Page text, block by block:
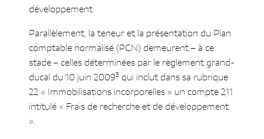
(2016) et le Plan comptable normalisé
être gérée ?
L’approche fondée sur la
connexion entre le contenu du
compte 211 du PCN et celui du
poste C.I.1. du bilan
L’approche fondée sur la
développement.
Parallèlement, la teneur et la présentation du Plan
comptable normalisé (PCN) demeurent – à ce
stade – celles déterminées par le règlement grand-
ducal du 10 juin 20093qui inclut dans sa rubrique
22 « Immobilisations incorporelles » un compte 211
intitulé « Frais de recherche et de développement
».